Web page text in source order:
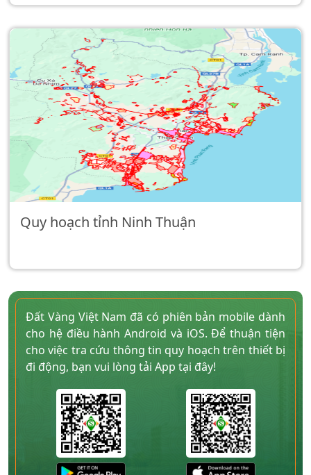
Quy hoạch tỉnh Ninh Thuận
Đất Vàng Việt Nam đã có phiên bản mobile dành
cho hệ điều hành Android và iOS. Để thuận tiện
cho việc tra cứu thông tin quy hoạch trên thiết bị
đi động, bạn vui lòng tải App tại đây!